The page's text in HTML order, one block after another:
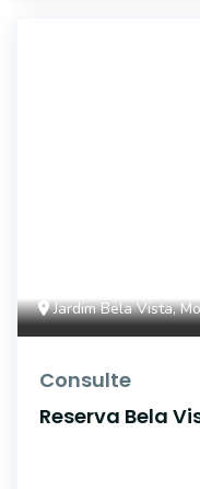
Jardim Bela Vista,
Consulte
Reserva Bela